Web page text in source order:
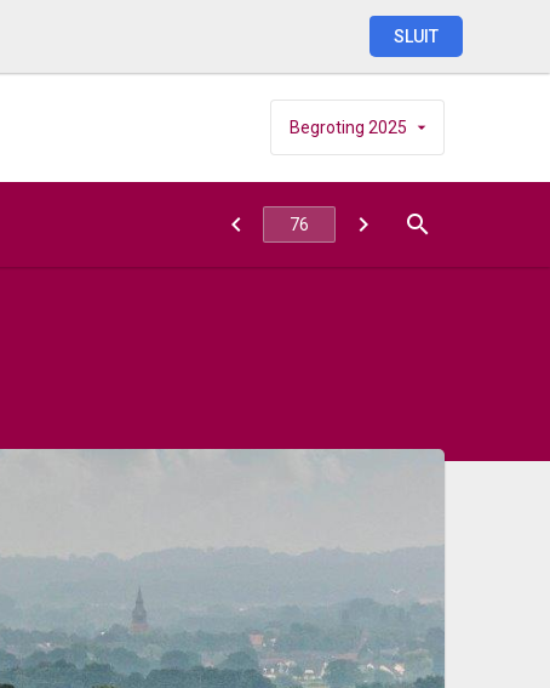
SLUIT
Begroting 2025